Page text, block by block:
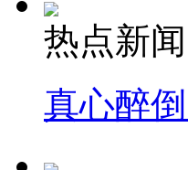
热点新闻
真心醉